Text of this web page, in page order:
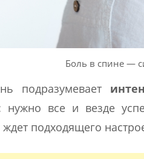
Боль в спине —
подразумевает
нужно все и везде
ждет подходящего